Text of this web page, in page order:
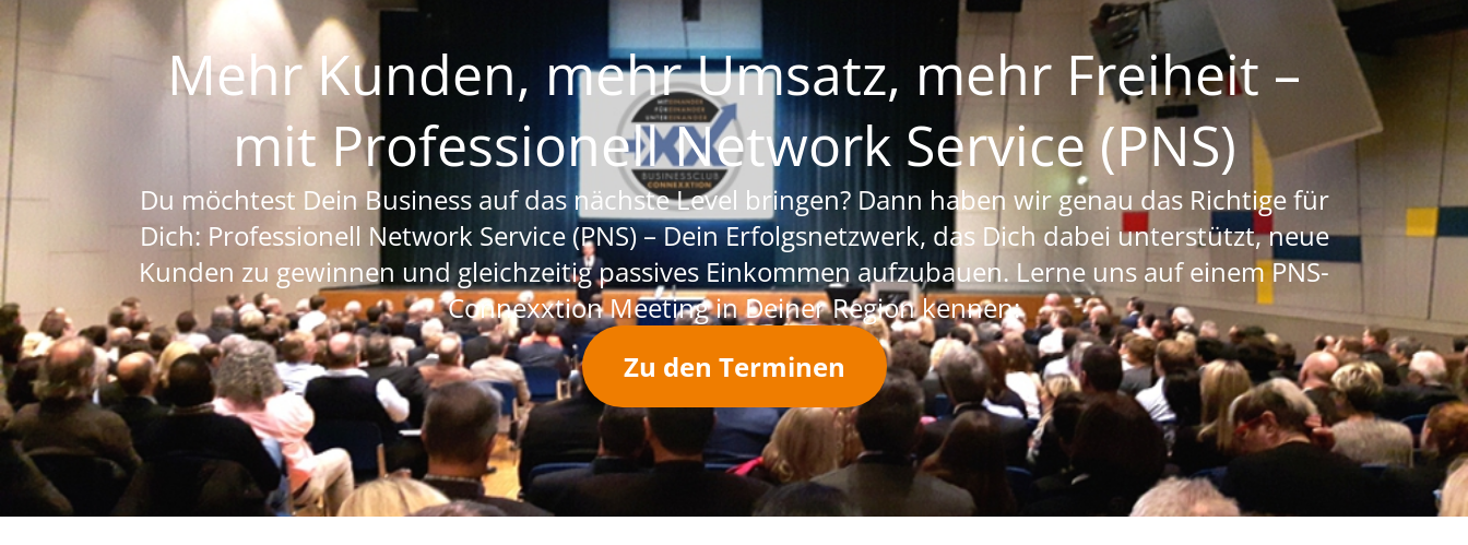
Mehr Kunden, mehr Umsatz, mehr Freiheit –
mit Professionell Network Service (PNS)
Du möchtest Dein Business auf das nächste Level bringen? Dann haben wir genau das Richtige für
Dich: Professionell Network Service (PNS) – Dein Erfolgsnetzwerk, das Dich dabei unterstützt, neue
Kunden zu gewinnen und gleichzeitig passives Einkommen aufzubauen. Lerne uns auf einem PNS-
Connexxtion Meeting in Deiner Region kennen:
Zu den Terminen